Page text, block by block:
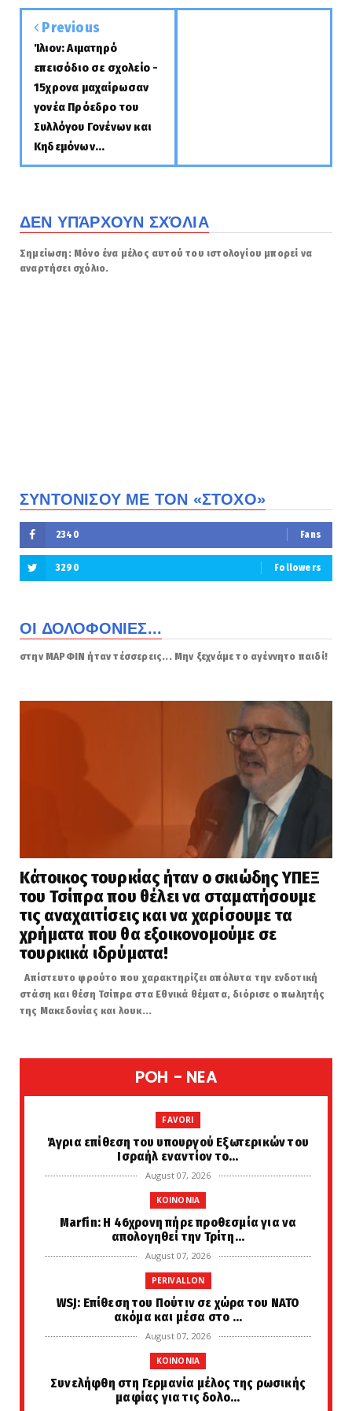
Previous
Ίλιον: Αιματηρό
επεισόδιο σε σχολείο -
15χρονα μαχαίρωσαν
γονέα Πρόεδρο του
Συλλόγου Γονένων και
Κηδεμόνων...
ΔΕΝ ΥΠΆΡΧΟΥΝ ΣΧΌΛΙΑ
Σημείωση: Μόνο ένα μέλος αυτού του ιστολογίου μπορεί να
αναρτήσει σχόλιο.
ΣΥΝΤΟΝΙΣΟΥ ΜΕ ΤΟΝ «ΣΤΟΧΟ»
2340 Fans
3290 Followers
ΟΙ ΔΟΛΟΦΟΝΙΕΣ...
στην ΜΑΡΦΙΝ ήταν τέσσερεις... Μην ξεχνάμε το αγέννητο παιδί!
Κάτοικος τουρκίας ήταν ο σκιώδης ΥΠΕΞ
του Τσίπρα που θέλει να σταματήσουμε
τις αναχαιτίσεις και να χαρίσουμε τα
χρήματα που θα εξοικονομούμε σε
τουρκικά ιδρύματα!
Απίστευτο φρούτο που χαρακτηρίζει απόλυτα την ενδοτική
στάση και θέση Τσίπρα στα Εθνικά θέματα, διόρισε ο πωλητής
της Μακεδονίας και λουκ...
POH - NEA
FAVORI
Άγρια επίθεση του υπουργού Εξωτερικών του
Ισραήλ εναντίον το...
August 07, 2026
KOINONIA
Marfin: Η 46χρονη πήρε προθεσμία για να
απολογηθεί την Τρίτη...
August 07, 2026
PERIVALLON
WSJ: Επίθεση του Πούτιν σε χώρα του ΝΑΤΟ
ακόμα και μέσα στο ...
August 07, 2026
KOINONIA
Συνελήφθη στη Γερμανία μέλος της ρωσικής
μαφίας για τις δολο...